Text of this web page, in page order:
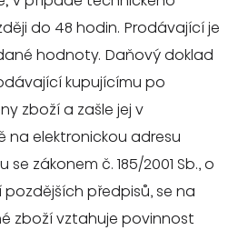
do 48 hodin. Prodávající je
hodnoty. Daňový doklad
kupujícímu po
zboží a zašle jej v
na elektronickou adresu
zákonem č. 185/2001 Sb., o
předpisů, se na
zboží vztahuje povinnost